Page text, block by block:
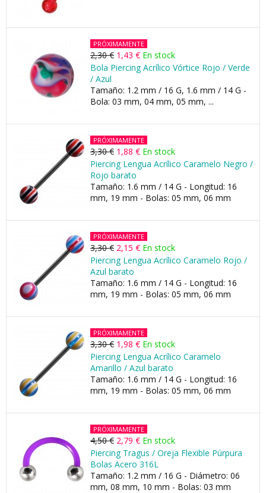
PRÓXIMAMENTE
2,30 € 1,43 € En stock
Bola Piercing Acrílico Vórtice Rojo / Verde
/ Azul
Tamaño: 1.2 mm / 16 G, 1.6 mm / 14 G -
Bola: 03 mm, 04 mm, 05 mm, ...
PRÓXIMAMENTE
3,30 € 1,88 € En stock
Piercing Lengua Acrílico Caramelo Negro /
Rojo barato
Tamaño: 1.6 mm / 14 G - Longitud: 16
mm, 19 mm - Bolas: 05 mm, 06 mm
PRÓXIMAMENTE
3,30 € 2,15 € En stock
Piercing Lengua Acrílico Caramelo Rojo /
Azul barato
Tamaño: 1.6 mm / 14 G - Longitud: 16
mm, 19 mm - Bolas: 05 mm, 06 mm
PRÓXIMAMENTE
3,30 € 1,98 € En stock
Piercing Lengua Acrílico Caramelo
Amarillo / Azul barato
Tamaño: 1.6 mm / 14 G - Longitud: 16
mm, 19 mm - Bolas: 05 mm, 06 mm
PRÓXIMAMENTE
4,50 € 2,79 € En stock
Piercing Tragus / Oreja Flexible Púrpura
Bolas Acero 316L
Tamaño: 1.2 mm / 16 G - Diámetro: 06
mm, 08 mm, 10 mm - Bolas: 03 mm